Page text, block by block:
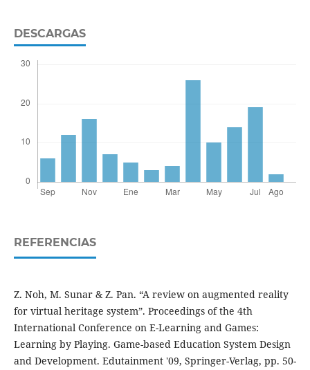
DESCARGAS
REFERENCIAS
Z. Noh, M. Sunar & Z. Pan. “A review on augmented reality
for virtual heritage system”. Proceedings of the 4th
International Conference on E-Learning and Games:
Learning by Playing. Game-based Education System Design
and Development. Edutainment '09, Springer-Verlag, pp. 50-